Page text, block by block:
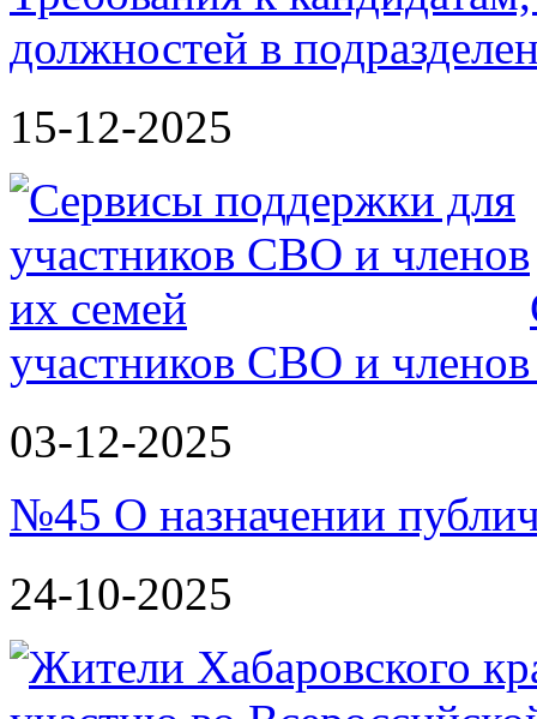
должностей в
15-12-2025
участников СВО и
03-12-2025
№45 О назначении
24-10-2025